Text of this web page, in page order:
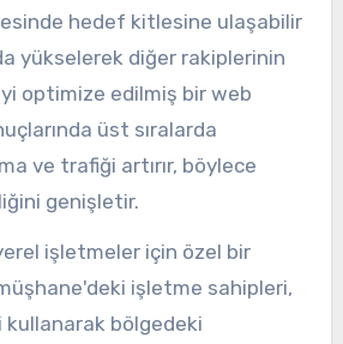
hedef kitlesine ulaşabilir
yükselerek diğer rakiplerinin
optimize edilmiş bir web
üst sıralarda
ve trafiği artırır, böylece
genişletir.
işletmeler için özel bir
işletme sahipleri,
bölgedeki